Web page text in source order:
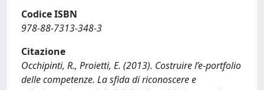
Codice ISBN
978-88-7313-348-3
Citazione
Occhipinti, R., Proietti, E. (2013). Costruire l’e-portfolio
delle competenze. La sfida di riconoscere e